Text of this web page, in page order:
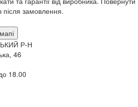
після замовлення.
Р-Н
46
18.00